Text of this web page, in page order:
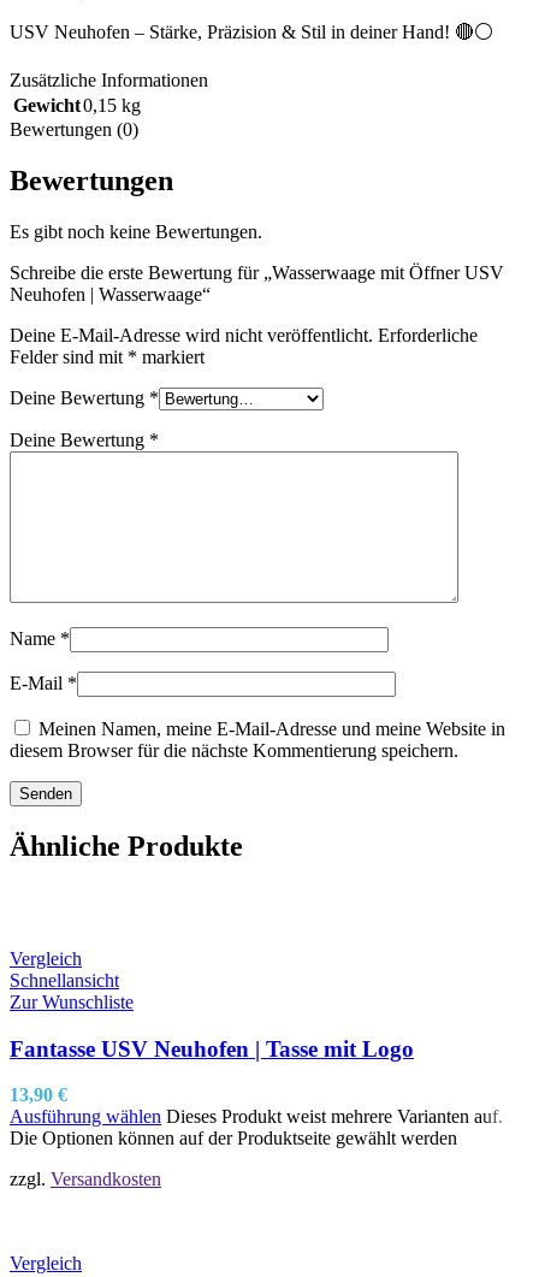
USV Neuhofen – Stärke, Präzision & Stil in deiner Hand! 🔴⚪
Zusätzliche Informationen
Gewicht0,15 kg
Bewertungen (0)
Bewertungen
Es gibt noch keine Bewertungen.
Schreibe die erste Bewertung für „Wasserwaage mit Öffner USV
Neuhofen | Wasserwaage“
Deine E-Mail-Adresse wird nicht veröffentlicht. Erforderliche
Felder sind mit * markiert
Deine Bewertung *
Deine Bewertung *
Name *
E-Mail *
Meinen Namen, meine E-Mail-Adresse und meine Website in
diesem Browser für die nächste Kommentierung speichern.
Ähnliche Produkte
Vergleich
Schnellansicht
Zur Wunschliste
Fantasse USV Neuhofen | Tasse mit Logo
13,90 €
Ausführung wählen Dieses Produkt weist mehrere Varianten auf.
Die Optionen können auf der Produktseite gewählt werden
zzgl. Versandkosten
Vergleich